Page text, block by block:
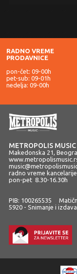
RADNO VREME
PRODAVNICE
pon-čet: 09-00h
pet-sub: 09-01h
nedelja: 09-00h
METROPOLIS
Makedonska 21,
radno vreme
pon-pet 8.30-16.30h
PIB: 100265535
5920 - Snimanje i